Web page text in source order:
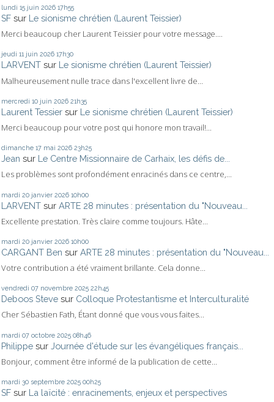
lundi 15 juin 2026 17h55
SF sur Le sionisme chrétien (Laurent Teissier)
Merci beaucoup cher Laurent Teissier pour votre message....
jeudi 11 juin 2026 17h30
LARVENT sur Le sionisme chrétien (Laurent Teissier)
Malheureusement nulle trace dans l'excellent livre de...
mercredi 10 juin 2026 21h35
Laurent Tessier sur Le sionisme chrétien (Laurent Teissier)
Merci beaucoup pour votre post qui honore mon travail!...
dimanche 17 mai 2026 23h25
Jean sur Le Centre Missionnaire de Carhaix, les défis de...
Les problèmes sont profondément enracinés dans ce centre,...
mardi 20 janvier 2026 10h00
LARVENT sur ARTE 28 minutes : présentation du "Nouveau...
Excellente prestation. Très claire comme toujours. Hâte...
mardi 20 janvier 2026 10h00
CARGANT Ben sur ARTE 28 minutes : présentation du "Nouveau...
Votre contribution a été vraiment brillante. Cela donne...
vendredi 07 novembre 2025 22h45
Deboos Steve sur Colloque Protestantisme et Interculturalité
Cher Sébastien Fath, Étant donné que vous vous faites...
mardi 07 octobre 2025 08h46
Philippe sur Journée d'étude sur les évangéliques français...
Bonjour, comment être informé de la publication de cette...
mardi 30 septembre 2025 00h25
SF sur La laïcité : enracinements, enjeux et perspectives